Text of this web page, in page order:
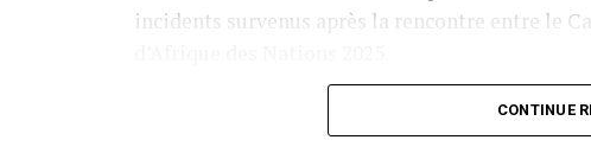
incidents survenus après la rencontre entre le
Cette décision marque un revirement majeur
nombreuses réactions au sein du football
CONTINUE